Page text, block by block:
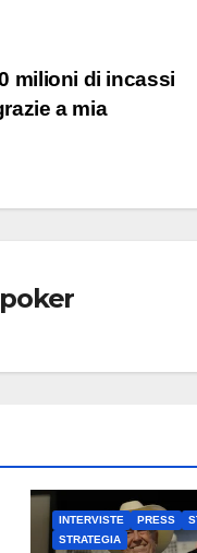
milioni di incassi
a mia
INTERVISTE PRESS
STRATEGIA